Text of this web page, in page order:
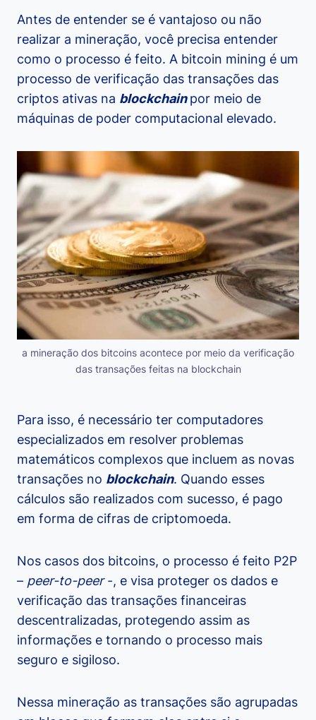
Antes de entender se é vantajoso ou não
realizar a mineração, você precisa entender
como o processo é feito. A bitcoin mining é um
processo de verificação das transações das
criptos ativas na blockchainpor meio de
máquinas de poder computacional elevado.
a mineração dos bitcoins acontece por meio da verificação
das transações feitas na blockchain
Para isso, é necessário ter computadores
especializados em resolver problemas
matemáticos complexos que incluem as novas
transações no blockchain. Quando esses
cálculos são realizados com sucesso, é pago
em forma de cifras de criptomoeda.
Nos casos dos bitcoins, o processo é feito P2P
– peer-to-peer-, e visa proteger os dados e
verificação das transações financeiras
descentralizadas, protegendo assim as
informações e tornando o processo mais
seguro e sigiloso.
Nessa mineração as transações são agrupadas